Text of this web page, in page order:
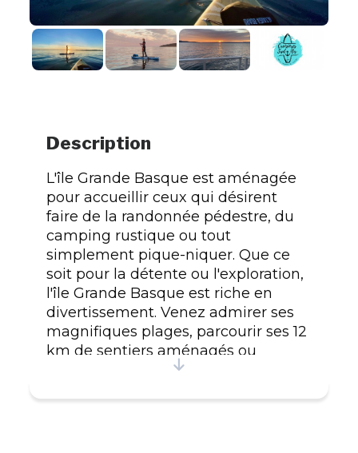
Description
L'île Grande Basque est aménagée
pour accueillir ceux qui désirent
faire de la randonnée pédestre, du
camping rustique ou tout
simplement pique-niquer. Que ce
soit pour la détente ou l'exploration,
l'île Grande Basque est riche en
divertissement. Venez admirer ses
magnifiques plages, parcourir ses 12
km de sentiers aménagés ou
découvrir sa flore et sa faune